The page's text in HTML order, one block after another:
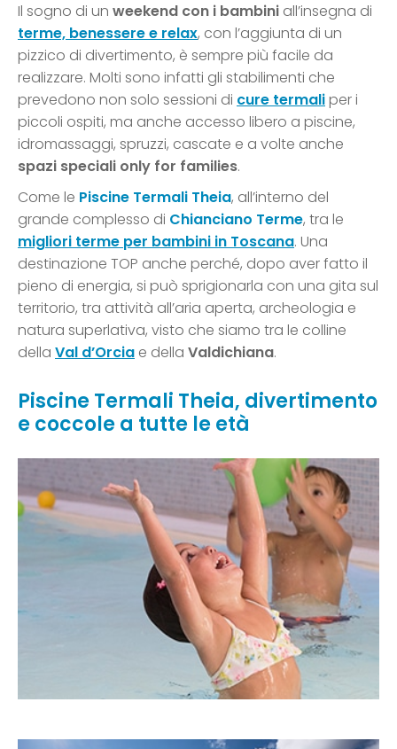
Il sogno di un weekend con i bambini all’insegna di
terme, benessere e relax, con l’aggiunta di un
pizzico di divertimento, è sempre più facile da
realizzare. Molti sono infatti gli stabilimenti che
prevedono non solo sessioni di cure termaliper i
piccoli ospiti, ma anche accesso libero a piscine,
idromassaggi, spruzzi, cascate e a volte anche
spazi speciali only for families.
Come le Piscine Termali Theia, all’interno del
grande complesso di Chianciano Terme, tra le
migliori terme per bambini in Toscana. Una
destinazione TOP anche perché, dopo aver fatto il
pieno di energia, si può sprigionarla con una gita sul
territorio, tra attività all’aria aperta, archeologia e
natura superlativa, visto che siamo tra le colline
della Val d’Orcia e della Valdichiana.
Piscine Termali Theia, divertimento
e coccole a tutte le età